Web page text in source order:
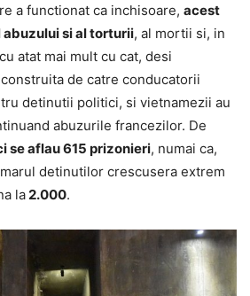
a functionat ca inchisoare, acest
abuzului si al torturii, al mortii si, in
atat mai mult cu cat, desi
de catre conducatorii
detinutii politici, si vietnamezii au
abuzurile francezilor. De
se aflau 615 prizonieri, numai ca,
detinutilor crescusera extrem
la2.000.